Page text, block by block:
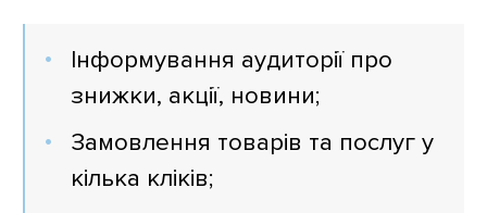
Інформування аудиторії про
знижки, акції, новини;
Замовлення товарів та послуг у
кілька кліків;